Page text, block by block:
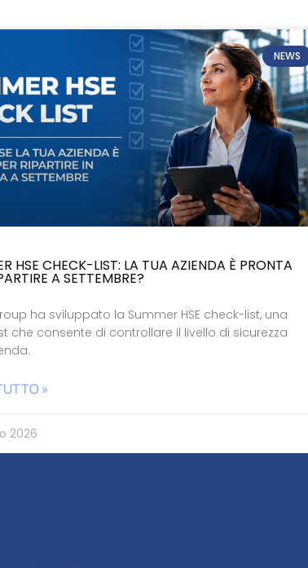
NEWS
HSE CHECK-LIST: LA TUA AZIENDA È PRONTA
A SETTEMBRE?
ha sviluppato la Summer HSE check-list, una
che consente di controllare il livello di sicurezza
»
2026